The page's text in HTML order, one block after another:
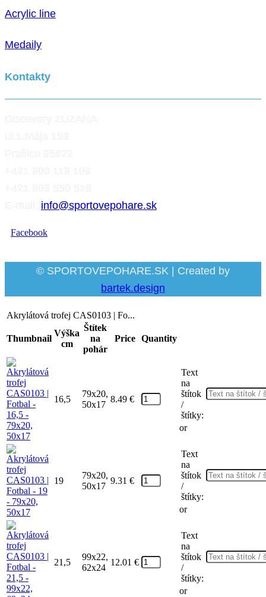
Acrylic line
Medaily
Kontakty
info@sportovepohare.sk
Facebook
© SPORTOVEPOHARE.SK | Created by
bartek.design
Akrylátová trofej CAS0103 | Fo...
Thumbnail
Výška
cm
Štítek
na
pohár
Price Quantity
16,5
79x20,
50x17
8.49 €
Text
na
štítok
/
štítky:
or
19
79x20,
50x17
9.31 €
Text
na
štítok
/
štítky:
or
21,5
99x22,
62x24
12.01 €
Text
na
štítok
/
štítky:
or